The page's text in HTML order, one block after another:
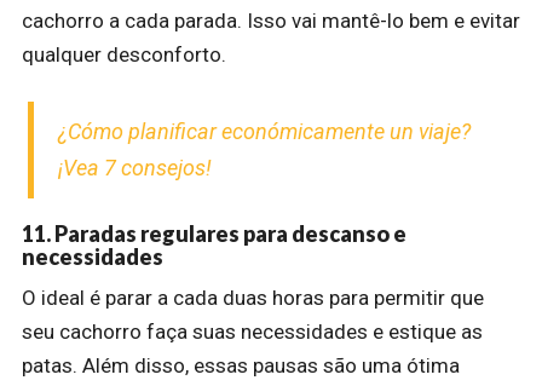
cachorro a cada parada. Isso vai mantê-lo bem e evitar
qualquer desconforto.
¿Cómo planificar económicamente un viaje?
¡Vea 7 consejos!
11. Paradas regulares para descanso e
necessidades
O ideal é parar a cada duas horas para permitir que
seu cachorro faça suas necessidades e estique as
patas. Além disso, essas pausas são uma ótima